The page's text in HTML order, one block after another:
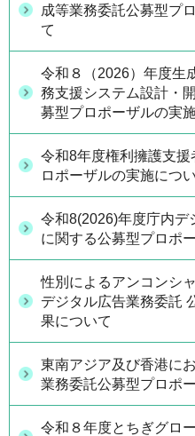
成等業務委託公募型プ
て
令和８（2026）年度生
務支援システム設計・
募型プロポーザルの実
令和8年度権利擁護支
ロポーザルの実施につ
令和8(2026)年度庁内デ
に関する公募型プロポ
性別によるアンコンシ
デジタル広告業務委託
果について
東南アジア及び香港に
業務委託公募型プロポ
令和８年度とちぎグロ